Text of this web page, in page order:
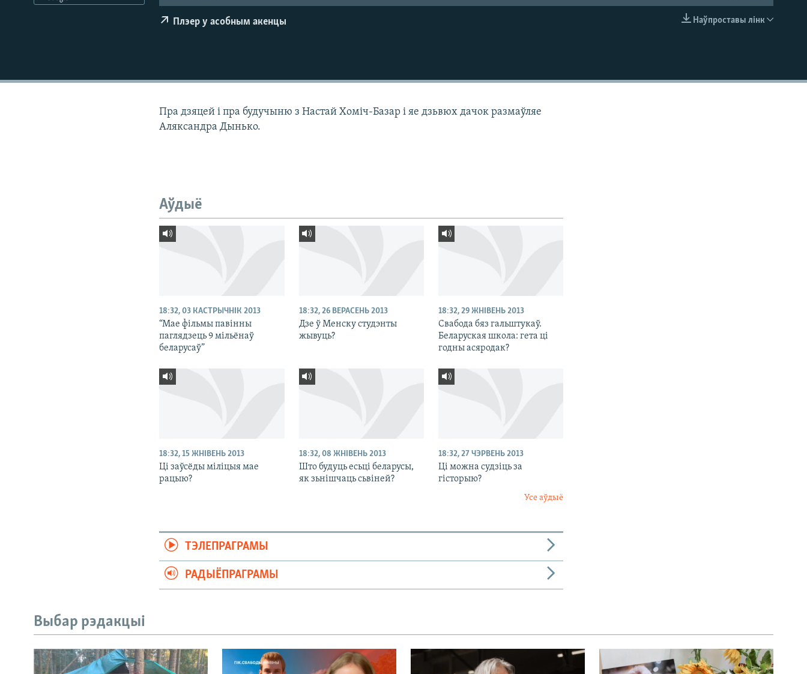
Наўпроставы лінк
Плэер у асобным акенцы
Пра дзяцей і пра будучыню з Настай Хоміч-Базар і яе дзьвюх дачок размаўляе
Аляксандра Дынько.
Аўдыё
18:32, 03 КАСТРЫЧНІК 2013
“Мае фільмы павінны
паглядзець 9 мільёнаў
беларусаў”
18:32, 26 ВЕРАСЕНЬ 2013
Дзе ў Менску студэнты
жывуць?
18:32, 29 ЖНІВЕНЬ 2013
Свабода бяз гальштукаў.
Беларуская школа: гета ці
годны асяродак?
18:32, 15 ЖНІВЕНЬ 2013
Ці заўсёды міліцыя мае
рацыю?
18:32, 08 ЖНІВЕНЬ 2013
Што будуць есьці беларусы,
як зьнішчаць сьвіней?
18:32, 27 ЧЭРВЕНЬ 2013
Ці можна судзіць за
гісторыю?
Усе аўдыё
ТЭЛЕПРАГРАМЫ
РАДЫЁПРАГРАМЫ
Выбар рэдакцыі